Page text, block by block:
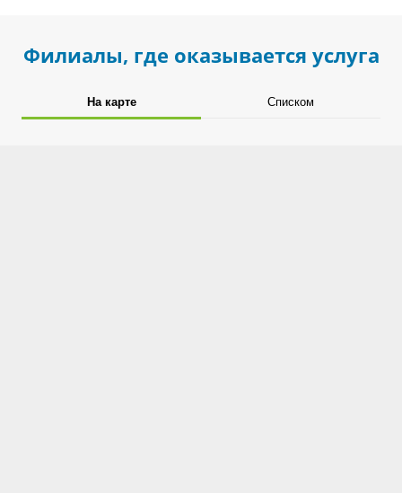
Филиалы, где оказывается услуга
На карте Списком